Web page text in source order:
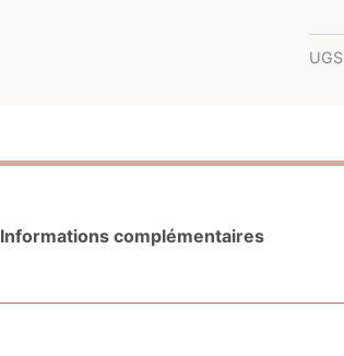
UGS
Informations complémentaires